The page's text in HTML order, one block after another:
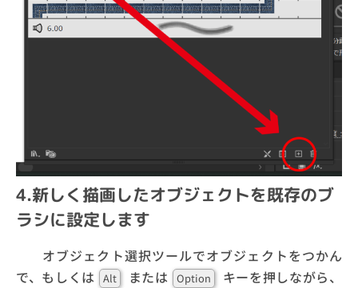
4.新しく描画したオブジェクトを既存のブ
ラシに設定します
オブジェクト選択ツールでオブジェクトをつかん
で、もしくは
Alt または Option キーを押しながら、